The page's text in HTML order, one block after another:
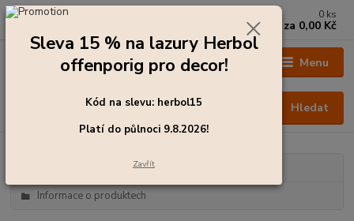
Menu
Hledat
+420 273 136 255
0 ks
za 0,00 Kč
Informace o produktech
Sleva 15 % na lazury Herbol
offenporig pro decor!
Kód na slevu: herbol15
Platí do půlnoci 9.8.2026!
Zavřít